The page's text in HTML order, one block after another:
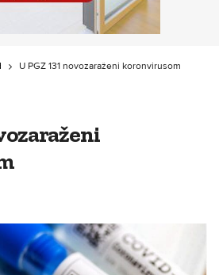
U PGŽ 131 novozaraženi koronvirusom